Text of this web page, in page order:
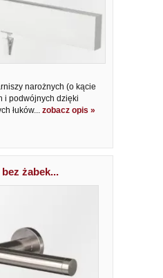
narożnych (o kącie
i podwójnych dzięki
łuków... zobacz opis »
żabek...